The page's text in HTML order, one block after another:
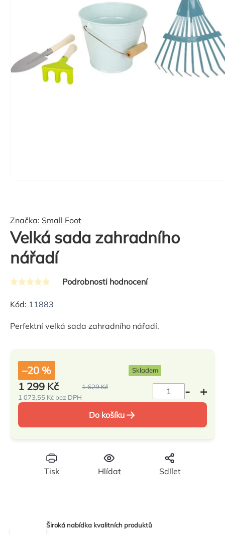
Velká sada zahradního
nářadí
Průměrné
hodnocení
je
hvězdiček.
Podrobnosti hodnocení
Značka: Small Foot
Kód: 11883
Perfektní velká sada zahradního nářadí.
Tisk Hlídat Sdílet
–20 % Skladem
1 629 Kč
1 299 Kč
1 073,55 Kč bez DPH
cena:
Do košíku
Široká nabídka kvalitních produktů